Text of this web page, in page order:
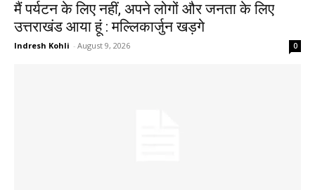
मैं पर्यटन के लिए नहीं, अपने लोगों और जनता के लिए
उत्तराखंड आया हूं : मल्लिकार्जुन खड़गे
Indresh Kohli - August 9, 2026 0